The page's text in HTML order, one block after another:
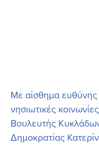
Με αίσθημα ευθύνης
νησιωτικές
Βουλευτής
Δημοκρατίας